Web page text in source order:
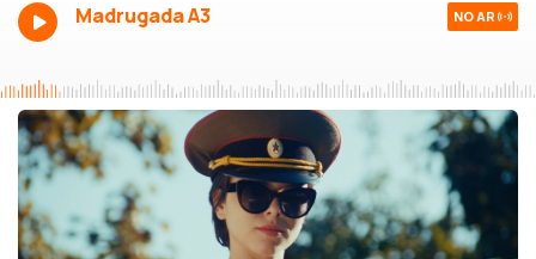
Madrugada A3 NO AR